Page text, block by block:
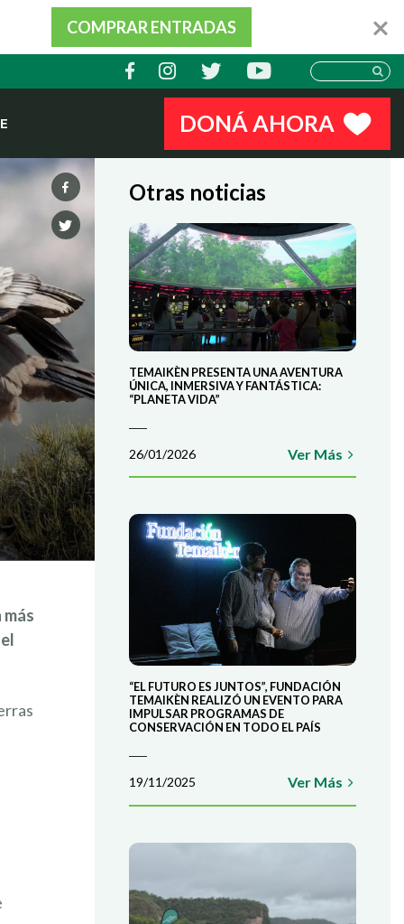
COMPRAR ENTRADAS
DONÁ AHORA
Otras noticias
TEMAIKÈN PRESENTA UNA AVENTURA
ÚNICA, INMERSIVA Y FANTÁSTICA:
“PLANETA VIDA”
26/01/2026 Ver Más
“EL FUTURO ES JUNTOS”, FUNDACIÓN
TEMAIKÈN REALIZÓ UN EVENTO PARA
IMPULSAR PROGRAMAS DE
CONSERVACIÓN EN TODO EL PAÍS
19/11/2025 Ver Más